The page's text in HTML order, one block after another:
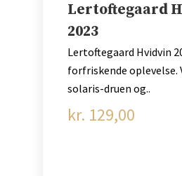
Lertoftegaard
2023
Lertoftegaard Hvidvin
forfriskende oplevelse.
solaris-druen og..
kr. 129,00